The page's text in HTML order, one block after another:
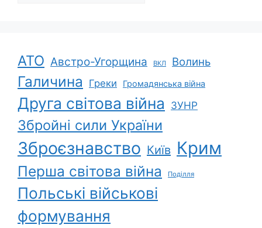
АТО Австро-Угорщина ВКЛ Волинь
Галичина Греки Громадянська війна
Друга світова війна ЗУНР
Збройні сили України
Зброєзнавство Київ Крим
Перша світова війна Поділля
Польські військові
формування